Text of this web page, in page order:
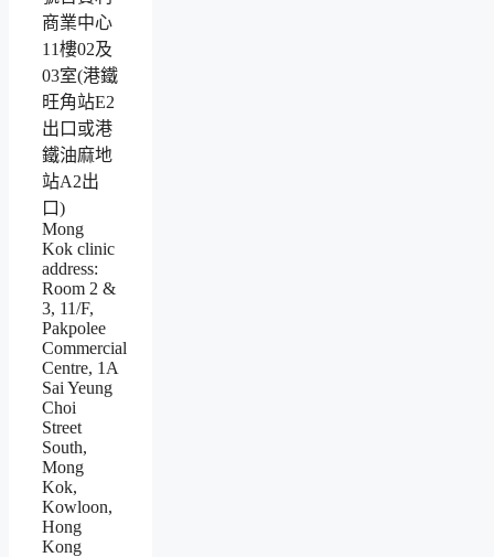
商業中心
11樓02及
03室(港鐵
旺角站E2
出口或港
鐵油麻地
站A2出
口)
Mong
Kok clinic
address:
Room 2 &
3, 11/F,
Pakpolee
Commercial
Centre, 1A
Sai Yeung
Choi
Street
South,
Mong
Kok,
Kowloon,
Hong
Kong